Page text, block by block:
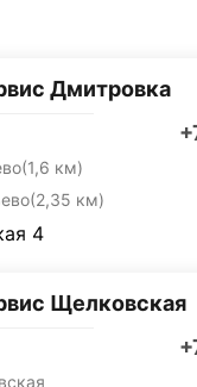
Дмитровка
(1,6 км)
(2,35 км)
4
Щелковская